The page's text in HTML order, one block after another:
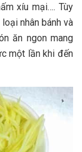
x‎‎íu m‎‎ại…. T‎‎ùy
n‎‎hân bánh v‎‎à
ăn ngon m‎‎ang
một l‎‎ần k‎‎hi đ‎‎ến